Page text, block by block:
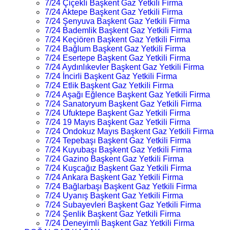
7/24 Çiçekli Başkent Gaz Yetkili Firma
7/24 Aktepe Başkent Gaz Yetkili Firma
7/24 Şenyuva Başkent Gaz Yetkili Firma
7/24 Bademlik Başkent Gaz Yetkili Firma
7/24 Keçiören Başkent Gaz Yetkili Firma
7/24 Bağlum Başkent Gaz Yetkili Firma
7/24 Esertepe Başkent Gaz Yetkili Firma
7/24 Aydınlıkevler Başkent Gaz Yetkili Firma
7/24 İncirli Başkent Gaz Yetkili Firma
7/24 Etlik Başkent Gaz Yetkili Firma
7/24 Aşağı Eğlence Başkent Gaz Yetkili Firma
7/24 Sanatoryum Başkent Gaz Yetkili Firma
7/24 Ufuktepe Başkent Gaz Yetkili Firma
7/24 19 Mayıs Başkent Gaz Yetkili Firma
7/24 Ondokuz Mayıs Başkent Gaz Yetkili Firma
7/24 Tepebaşı Başkent Gaz Yetkili Firma
7/24 Kuyubaşı Başkent Gaz Yetkili Firma
7/24 Gazino Başkent Gaz Yetkili Firma
7/24 Kuşcağız Başkent Gaz Yetkili Firma
7/24 Ankara Başkent Gaz Yetkili Firma
7/24 Bağlarbaşı Başkent Gaz Yetkili Firma
7/24 Uyanış Başkent Gaz Yetkili Firma
7/24 Subayevleri Başkent Gaz Yetkili Firma
7/24 Şenlik Başkent Gaz Yetkili Firma
7/24 Deneyimli Başkent Gaz Yetkili Firma